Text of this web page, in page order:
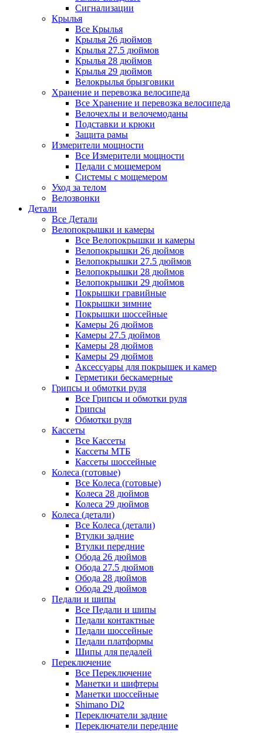
Сигнализации
Крылья
Все Крылья
Крылья 26 дюймов
Крылья 27.5 дюймов
Крылья 28 дюймов
Крылья 29 дюймов
Велокрылья брызговики
Хранение и перевозка велосипеда
Все Хранение и перевозка велосипеда
Велочехлы и велочемоданы
Подставки и крюки
Защита рамы
Измерители мощности
Все Измерители мощности
Педали с мощемером
Системы с мощемером
Уход за телом
Велозвонки
Детали
Все Детали
Велопокрышки и камеры
Все Велопокрышки и камеры
Велопокрышки 26 дюймов
Велопокрышки 27.5 дюймов
Велопокрышки 28 дюймов
Велопокрышки 29 дюймов
Покрышки гравийные
Покрышки зимние
Покрышки шоссейные
Камеры 26 дюймов
Камеры 27.5 дюймов
Камеры 28 дюймов
Камеры 29 дюймов
Аксессуары для покрышек и камер
Герметики бескамерные
Грипсы и обмотки руля
Все Грипсы и обмотки руля
Грипсы
Обмотки руля
Кассеты
Все Кассеты
Кассеты МТБ
Кассеты шоссейные
Колеса (готовые)
Все Колеса (готовые)
Колеса 28 дюймов
Колеса 29 дюймов
Колеса (детали)
Все Колеса (детали)
Втулки задние
Втулки передние
Обода 26 дюймов
Обода 27.5 дюймов
Обода 28 дюймов
Обода 29 дюймов
Педали и шипы
Все Педали и шипы
Педали контактные
Педали шоссейные
Педали платформы
Шипы для педалей
Переключение
Все Переключение
Манетки и шифтеры
Манетки шоссейные
Shimano Di2
Переключатели задние
Переключатели передние